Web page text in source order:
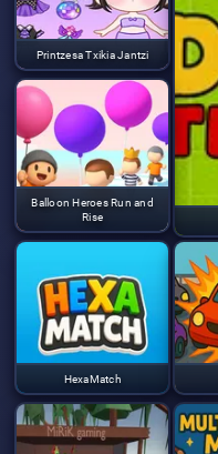
Printzesa Txikia Jantzi
Balloon Heroes Run and
Rise
HexaMatch